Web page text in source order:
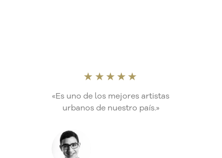
★★★★★
«Es uno de los mejores artistas
urbanos de nuestro país.»